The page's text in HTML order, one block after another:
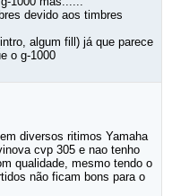
devido aos timbres
algum fill) já que parece
o g-1000
diversos ritimos Yamaha
cvp 305 e nao tenho
qualidade, mesmo tendo o
não ficam bons para o